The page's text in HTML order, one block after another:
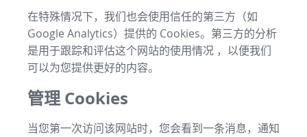
在特殊情况下，我们也会使用信任的第三方（如
Google Analytics）提供的 Cookies。第三方的分析
是用于跟踪和评估这个网站的使用情况 ，以便我们
可以为您提供更好的内容。
管理 Cookies
当您第一次访问该网站时，您会看到一条消息，通知